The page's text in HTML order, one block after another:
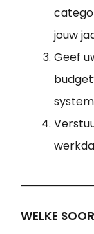
jouw
Geef
WELKE